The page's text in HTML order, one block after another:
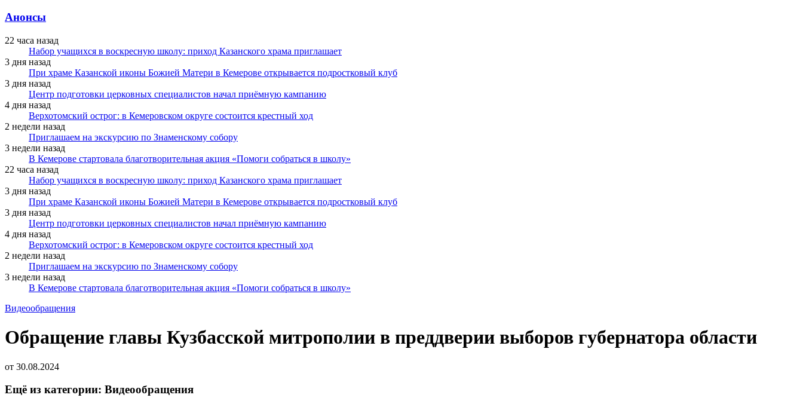
Анонсы
22 часа назад
Набор учащихся в воскресную школу: приход Казанского храма приглашает
3 дня назад
При храме Казанской иконы Божией Матери в Кемерове открывается подростковый клуб
3 дня назад
Центр подготовки церковных специалистов начал приёмную кампанию
4 дня назад
Верхотомский острог: в Кемеровском округе состоится крестный ход
2 недели назад
Приглашаем на экскурсию по Знаменскому собору
3 недели назад
В Кемерове стартовала благотворительная акция «Помоги собраться в школу»
22 часа назад
Набор учащихся в воскресную школу: приход Казанского храма приглашает
3 дня назад
При храме Казанской иконы Божией Матери в Кемерове открывается подростковый клуб
3 дня назад
Центр подготовки церковных специалистов начал приёмную кампанию
4 дня назад
Верхотомский острог: в Кемеровском округе состоится крестный ход
2 недели назад
Приглашаем на экскурсию по Знаменскому собору
3 недели назад
В Кемерове стартовала благотворительная акция «Помоги собраться в школу»
Видеообращения
Обращение главы Кузбасской митрополии в преддверии выборов губернатора области
от 30.08.2024
Ещё из категории: Видеообращения